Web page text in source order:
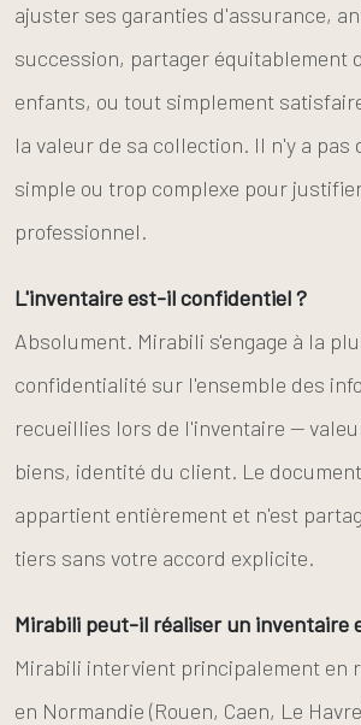
ajuster ses garanties d'assurance,
succession, partager équitablement
enfants, ou tout simplement
la valeur de sa collection. Il n'y a pas
simple ou trop complexe pour
professionnel.
L'inventaire est-il confidentiel ?
Absolument. Mirabili s'engage à la
confidentialité sur l'ensemble des
recueillies lors de l'inventaire —
biens, identité du client. Le
appartient entièrement et n'est
tiers sans votre accord explicite.
Mirabili peut-il réaliser un inventaire
Mirabili intervient principalement en
en Normandie (Rouen, Caen, Le